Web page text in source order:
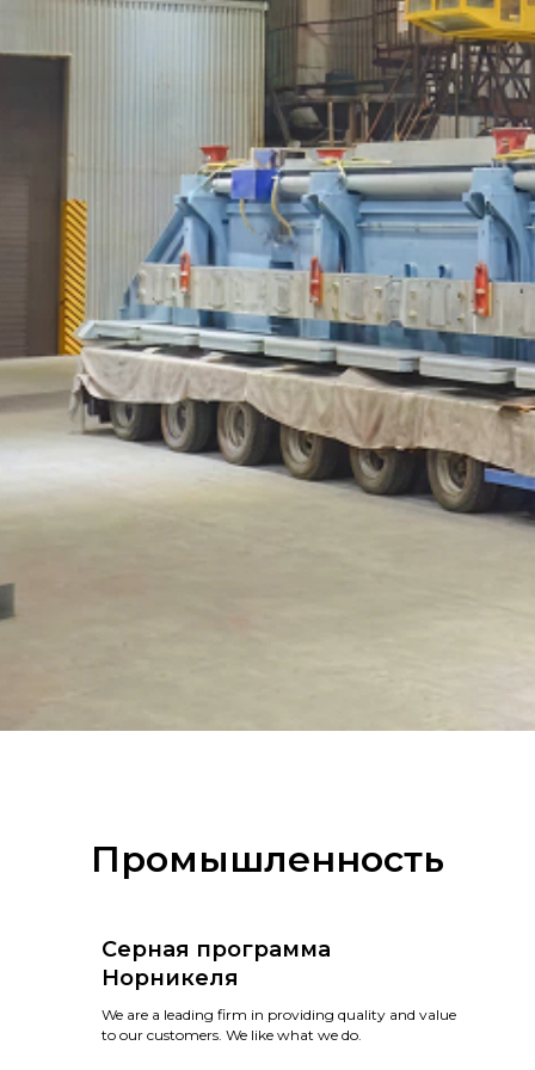
Промышленность
Серная программа
Норникеля
We are a leading firm in providing quality and value
to our customers. We like what we do.